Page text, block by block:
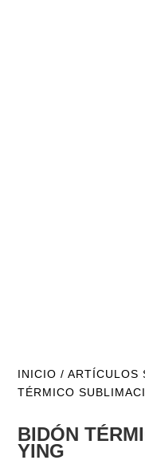
INICIO /ARTÍCULOS
TÉRMICO
BIDÓN
YING